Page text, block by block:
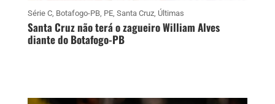
Série C, Botafogo-PB, PE, Santa Cruz, Últimas
Santa Cruz não terá o zagueiro William Alves
diante do Botafogo-PB